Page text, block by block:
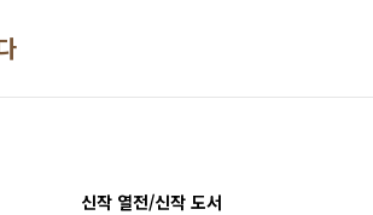
신작 열전/신작 도서